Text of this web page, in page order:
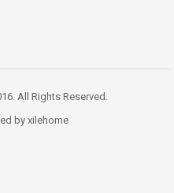
All Rights Reserved.
by xilehome